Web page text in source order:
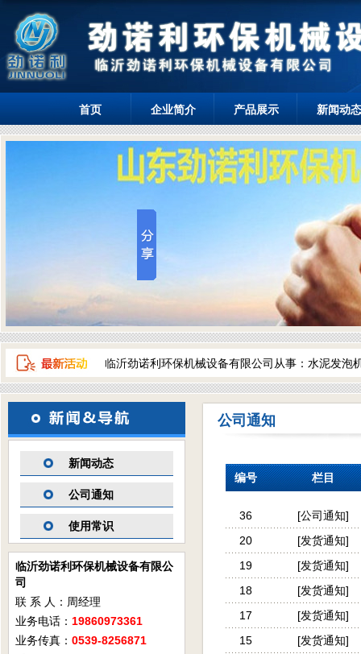
首页 企业简介 产品展示 新闻动态
临沂劲诺利环保机械设备有限公司从事：水泥发泡
新闻动态
公司通知
使用常识
临沂劲诺利环保机械设备有限公
司
联 系 人：周经理
业务电话： 19860973361
业务传真： 0539-8256871
公司通知
编号 栏目
36 [公司通知]
20
[发货通知]
19
[发货通知]
18
[发货通知]
17
[发货通知]
15
[发货通知]